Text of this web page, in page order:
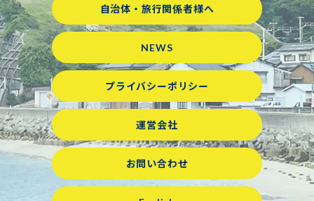
自治体・旅行関係者様へ
NEWS
プライバシーポリシー
運営会社
お問い合わせ